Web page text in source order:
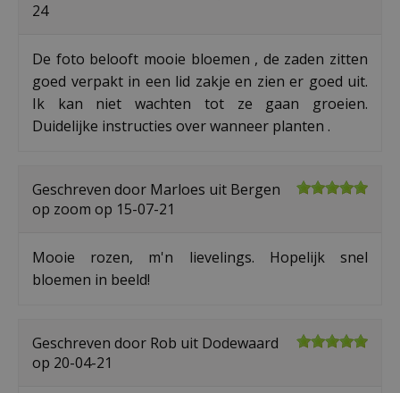
24
De foto belooft mooie bloemen , de zaden zitten
goed verpakt in een lid zakje en zien er goed uit.
Ik kan niet wachten tot ze gaan groeien.
Duidelijke instructies over wanneer planten .
Geschreven door Marloes uit Bergen
op zoom op 15-07-21
Mooie rozen, m'n lievelings. Hopelijk snel
bloemen in beeld!
Geschreven door Rob uit Dodewaard
op 20-04-21